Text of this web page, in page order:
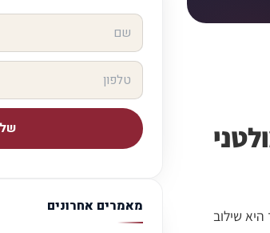
מאמרים אחרונים
היא שילוב